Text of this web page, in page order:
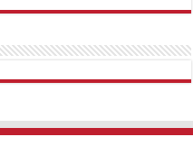
TipobetMatadorbetMariobet